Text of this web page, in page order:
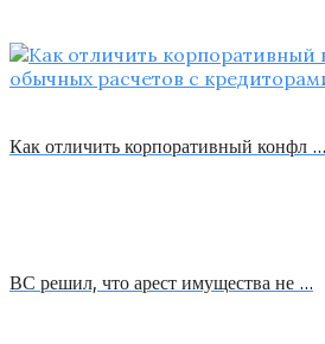
Как отличить корпоративный конфл …
ВС решил, что арест имущества не …